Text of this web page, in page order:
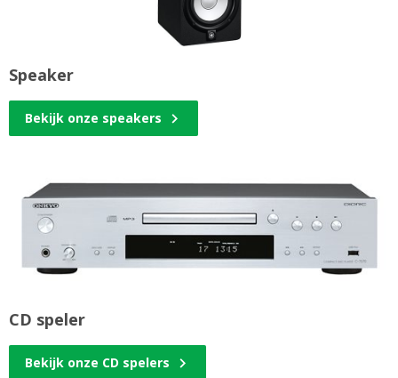
Speaker
Bekijk onze speakers
CD speler
Bekijk onze CD spelers